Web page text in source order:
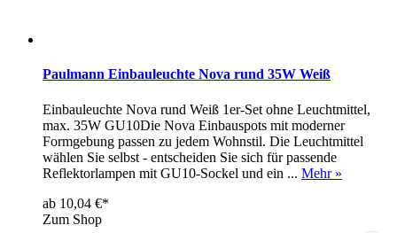
Paulmann Einbauleuchte Nova rund 35W Weiß
Einbauleuchte Nova rund Weiß 1er-Set ohne Leuchtmittel,
max. 35W GU10Die Nova Einbauspots mit moderner
Formgebung passen zu jedem Wohnstil. Die Leuchtmittel
wählen Sie selbst - entscheiden Sie sich für passende
Reflektorlampen mit GU10-Sockel und ein ... Mehr »
ab 10,04 €*
Zum Shop